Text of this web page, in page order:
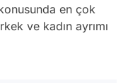
en çok
ve kadın ayrımı